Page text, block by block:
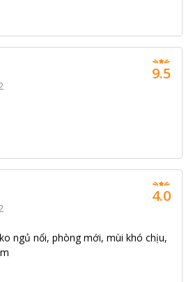
9.5
ngủ nổi, phòng mới, mùi khó chịu,
4.0